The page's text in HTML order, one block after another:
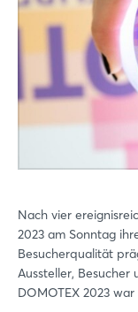
Nach vier
2023 am Sonntag
Besucherqualität
Aussteller, Besucher
DOMOTEX 2023